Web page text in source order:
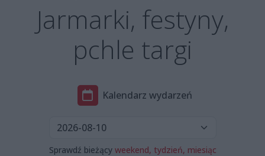
Jarmarki, festyny,
pchle targi
Kalendarz wydarzeń
Sprawdź bieżący weekend, tydzień, miesiąc